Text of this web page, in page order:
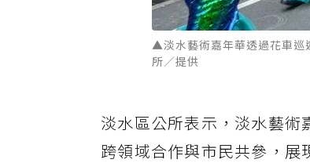
▲淡水藝術嘉年華透過花車巡
所／提供
淡水區公所表示，淡水藝
跨領域合作與市民共參，